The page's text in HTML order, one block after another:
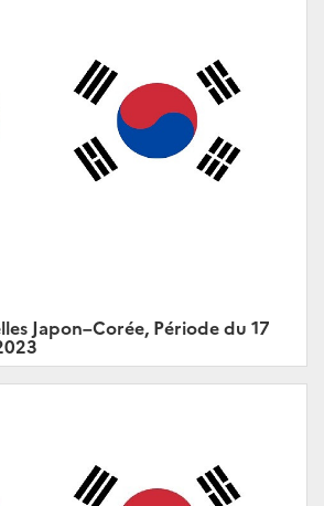
Japon–Corée, Période du 17